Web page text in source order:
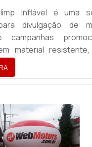
inflável é uma
divulgação de
material
reforçado, pode ser
internos e
diferentes
em feiras,
atraindo a
Personalizável em